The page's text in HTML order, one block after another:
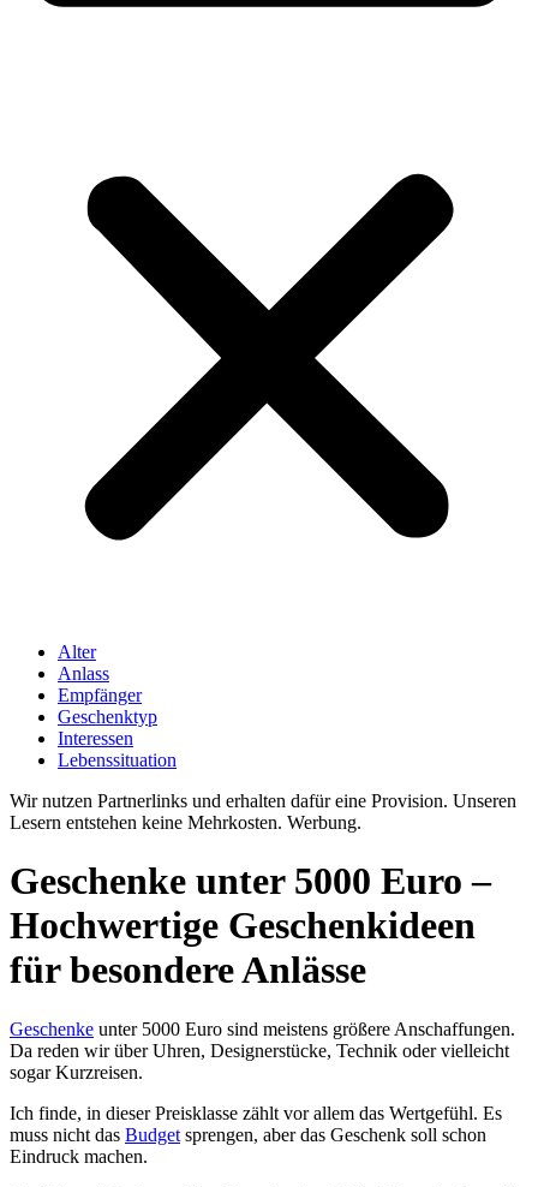
Alter
Anlass
Empfänger
Geschenktyp
Interessen
Lebenssituation
Wir nutzen Partnerlinks und erhalten dafür eine Provision. Unseren
Lesern entstehen keine Mehrkosten. Werbung.
Geschenke unter 5000 Euro –
Hochwertige Geschenkideen
für besondere Anlässe
Geschenke unter 5000 Euro sind meistens größere Anschaffungen.
Da reden wir über Uhren, Designerstücke, Technik oder vielleicht
sogar Kurzreisen.
Ich finde, in dieser Preisklasse zählt vor allem das Wertgefühl. Es
muss nicht das Budget sprengen, aber das Geschenk soll schon
Eindruck machen.